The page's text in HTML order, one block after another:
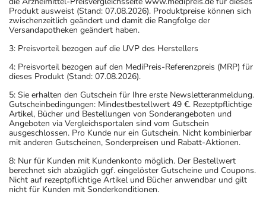
Produkt ausweist (Stand: 07.08.2026). Produktpreise können sich
zwischenzeitlich geändert und damit die Rangfolge der
Versandapotheken geändert haben.
3: Preisvorteil bezogen auf die UVP des Herstellers
4: Preisvorteil bezogen auf den MediPreis-Referenzpreis (MRP) für
dieses Produkt (Stand: 07.08.2026).
5: Sie erhalten den Gutschein für Ihre erste Newsletteranmeldung.
Gutscheinbedingungen: Mindestbestellwert 49 €. Rezeptpflichtige
Artikel, Bücher und Bestellungen von Sonderangeboten und
Angeboten via Vergleichsportalen sind vom Gutschein
ausgeschlossen. Pro Kunde nur ein Gutschein. Nicht kombinierbar
mit anderen Gutscheinen, Sonderpreisen und Rabatt-Aktionen.
8: Nur für Kunden mit Kundenkonto möglich. Der Bestellwert
berechnet sich abzüglich ggf. eingelöster Gutscheine und Coupons.
Nicht auf rezeptpflichtige Artikel und Bücher anwendbar und gilt
nicht für Kunden mit Sonderkonditionen.